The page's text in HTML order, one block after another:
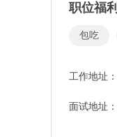
职位福利
包吃
工作地址：
面试地址：